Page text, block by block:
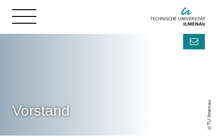
TU Ilmenau
Vorstand